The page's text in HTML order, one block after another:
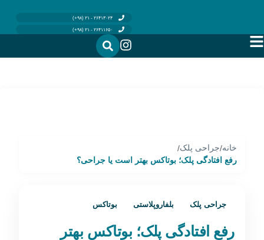
۲۶۴۱۳۰۲۴ - ۲۱ (۹۸+)
۲۶۴۱۱۶۵۰ - ۲۱ (۹۸+)
خانه/جراحی پلک/
رفع افتادگی پلک؛ بوتاکس بهتر است یا جراحی؟
جراحی پلک بلفاروپلاستی بوتاکس
رفع افتادگی پلک؛ بوتاکس بهتر